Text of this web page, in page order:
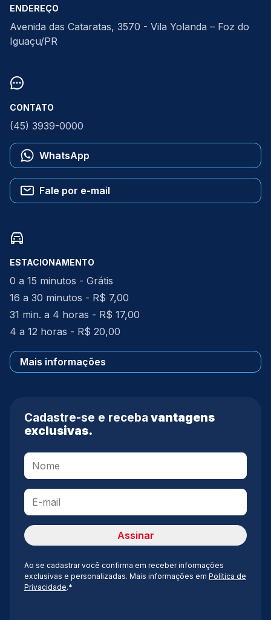
ENDEREÇO
Avenida das Cataratas, 3570 - Vila Yolanda – Foz do
Iguaçu/PR
CONTATO
(45) 3939-0000
WhatsApp
Fale por e-mail
ESTACIONAMENTO
0 a 15 minutos - Grátis
16 a 30 minutos - R$ 7,00
31 min. a 4 horas - R$ 17,00
4 a 12 horas - R$ 20,00
Mais informações
Cadastre-se e receba vantagens
exclusivas.
Ao se cadastrar você confirma em receber informações
exclusivas e personalizadas. Mais informações em Política de
Privacidade.*